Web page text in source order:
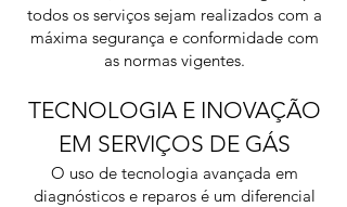
todos os serviços sejam realizados com a
máxima segurança e conformidade com
as normas vigentes.
TECNOLOGIA E INOVAÇÃO
EM SERVIÇOS DE GÁS
O uso de tecnologia avançada em
diagnósticos e reparos é um diferencial